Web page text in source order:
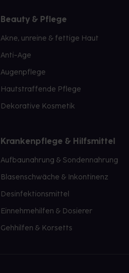
Beauty & Pflege
Akne, unreine & fettige Haut
Anti-Age
Augenpflege
Hautstraffende Pflege
Dekorative Kosmetik
Krankenpflege & Hilfsmittel
Aufbaunahrung & Sondennahrung
Blasenschwäche & Inkontinenz
Desinfektionsmittel
Einnehmehilfen & Dosierer
Gehhilfen & Korsetts